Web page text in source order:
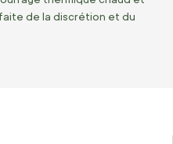
de la discrétion et du